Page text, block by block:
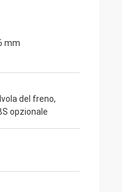
mm
del freno,
opzionale